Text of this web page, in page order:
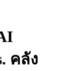
คลัง